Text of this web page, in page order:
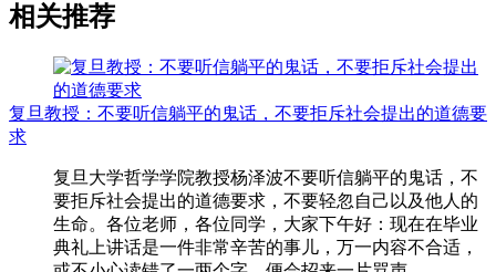
相关推荐
复旦教授：不要听信躺平的鬼话，不要拒斥社会提出的道德要
求
复旦大学哲学学院教授杨泽波不要听信躺平的鬼话，不
要拒斥社会提出的道德要求，不要轻忽自己以及他人的
生命。各位老师，各位同学，大家下午好：现在在毕业
典礼上讲话是一件非常辛苦的事儿，万一内容不合适，